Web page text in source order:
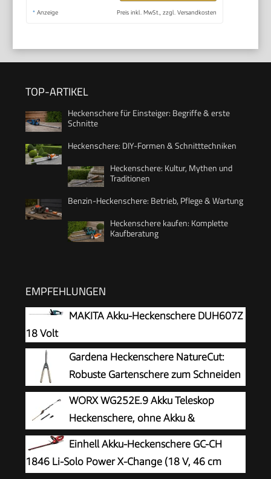
* Anzeige Preis inkl. MwSt., zzgl. Versandkosten
TOP-ARTIKEL
Heckenschere für Einsteiger: Begriffe & erste
Schnitte
Heckenschere: DIY-Formen & Schnitttechniken
Heckenschere: Kultur, Mythen und
Traditionen
Benzin-Heckenschere: Betrieb, Pflege & Wartung
Heckenschere kaufen: Komplette
Kaufberatung
EMPFEHLUNGEN
MAKITA Akku-Heckenschere DUH607Z
18 Volt
Gardena Heckenschere NatureCut:
Robuste Gartenschere zum Schneiden
von Hecken und dickeren Ästen, 23
cm, antihaftbeschichtete Messer, ergonomische
Holzgriffe (12300-20)
WORX WG252E.9 Akku Teleskop
Heckenschere, ohne Akku &
Ladegerät, 1340 /min
Einhell Akku-Heckenschere GC-CH
1846 Li-Solo Power X-Change (18 V, 46 cm